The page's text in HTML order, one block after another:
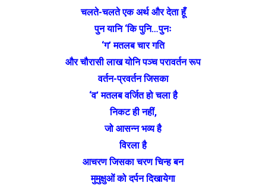
चलते-चलते एक अर्थ और देता हूँ
पुन यानि ‘कि पुनि…पुनः
‘ग’ मतलब चार गति
और चौरासी लाख योनि पञ्च परावर्तन रूप
वर्तन-प्रवर्तन जिसका
‘व’ मतलब वर्जित हो चला है
निकट ही नहीं,
जो आसन्न भव्य है
विरला है
आचरण जिसका चरण चिन्ह बन
मुमुक्षुओं को दर्पन दिखायेगा